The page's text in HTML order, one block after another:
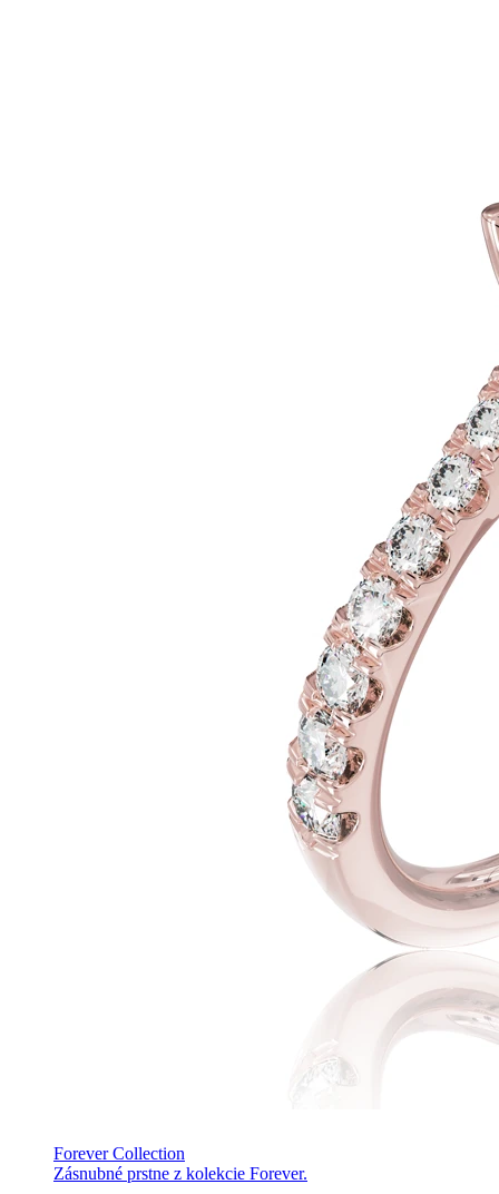
Forever Collection
Zásnubné prstne z kolekcie Forever.